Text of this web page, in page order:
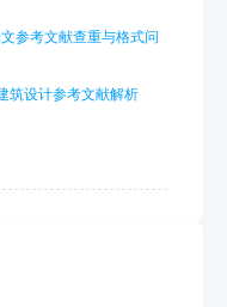
参考文献查重与格式问
筑设计参考文献解析